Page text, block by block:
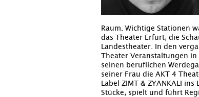
Raum. Wichtige Stationen
das Theater Erfurt, die
Landestheater. In den
Theater Veranstaltungen
seinen beruflichen
seiner Frau die AKT 4
Label ZIMT & ZYANKALI
Stücke, spielt und führt